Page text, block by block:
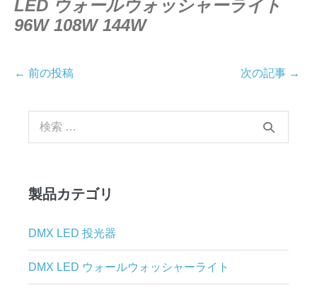
LED ウォールウォッシャーライト
96W 108W 144W
投
← 前の投稿 次の記事 →
製品カテゴリ
DMX LED 投光器
DMX LED ウォールウォッシャーライト